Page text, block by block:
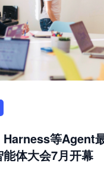
Harness等Agent
体大会7月开幕